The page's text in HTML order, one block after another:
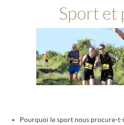
Sport et
Pourquoi le sport nous procure-